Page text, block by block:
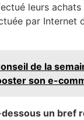
leurs
par Internet
de la
son e-
un bref